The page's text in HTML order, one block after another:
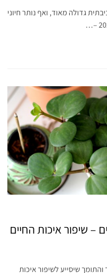
גדולה מאוד, ואף נותר חיוני
– שיפור איכות החיים
שיסייע לשיפור איכות